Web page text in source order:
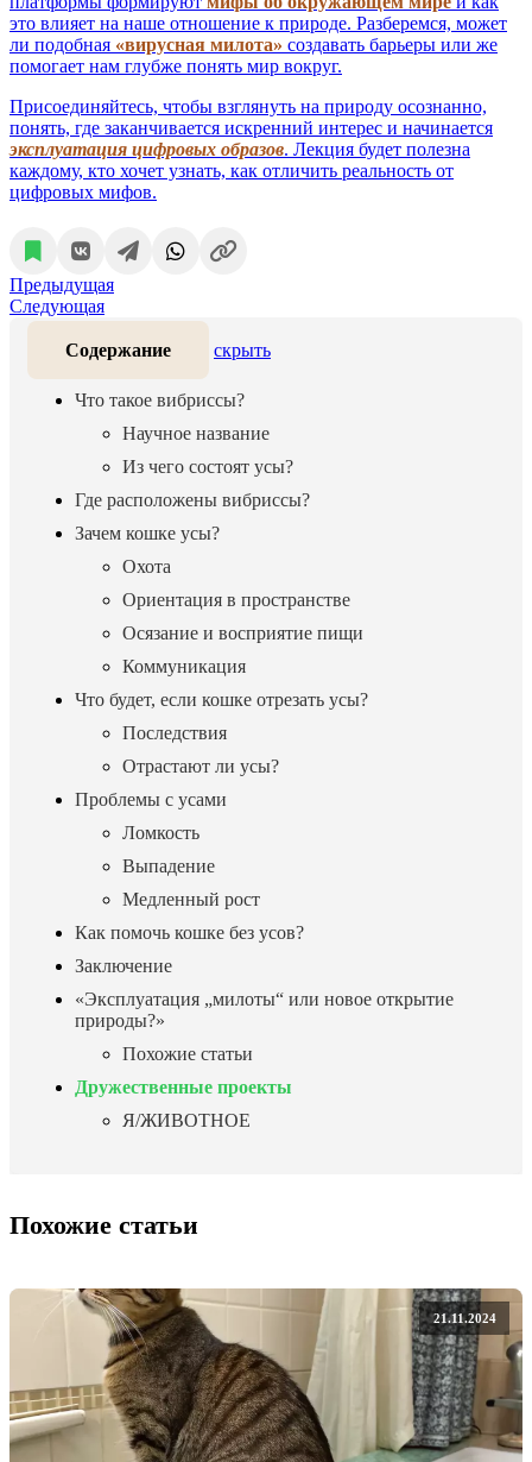
это влияет на наше отношение к природе. Разберемся, может
ли подобная «вирусная милота» создавать барьеры или же
помогает нам глубже понять мир вокруг.
Присоединяйтесь, чтобы взглянуть на природу осознанно,
понять, где заканчивается искренний интерес и начинается
эксплуатация цифровых образов. Лекция будет полезна
каждому, кто хочет узнать, как отличить реальность от
цифровых мифов.
Предыдущая
Следующая
Содержание скрыть
Что такое вибриссы?
Научное название
Из чего состоят усы?
Где расположены вибриссы?
Зачем кошке усы?
Охота
Ориентация в пространстве
Осязание и восприятие пищи
Коммуникация
Что будет, если кошке отрезать усы?
Последствия
Отрастают ли усы?
Проблемы с усами
Ломкость
Выпадение
Медленный рост
Как помочь кошке без усов?
Заключение
«Эксплуатация „милоты“ или новое открытие
природы?»
Похожие статьи
Дружественные проекты
Я/ЖИВОТНОЕ
Похожие статьи
21.11.2024